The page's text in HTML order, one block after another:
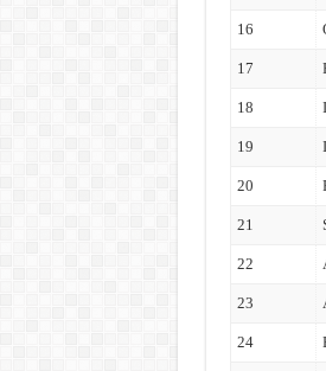
16
17
18
19
20
21
22
23
24